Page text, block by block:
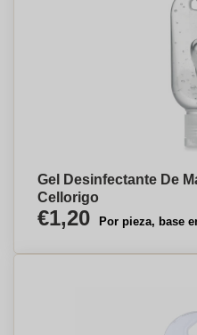
Gel Desinfectante De
Cellorigo
€1,20 Por pieza, base